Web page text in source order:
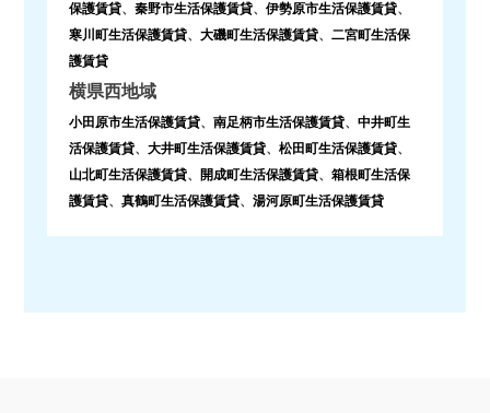
保護賃貸、 秦野市生活保護賃貸、 伊勢原市生活保護賃貸、
寒川町生活保護賃貸、 大磯町生活保護賃貸、 二宮町生活保
護賃貸
横県西地域
小田原市生活保護賃貸、 南足柄市生活保護賃貸、 中井町生
活保護賃貸、 大井町生活保護賃貸、 松田町生活保護賃貸、
山北町生活保護賃貸、 開成町生活保護賃貸、 箱根町生活保
護賃貸、 真鶴町生活保護賃貸、 湯河原町生活保護賃貸